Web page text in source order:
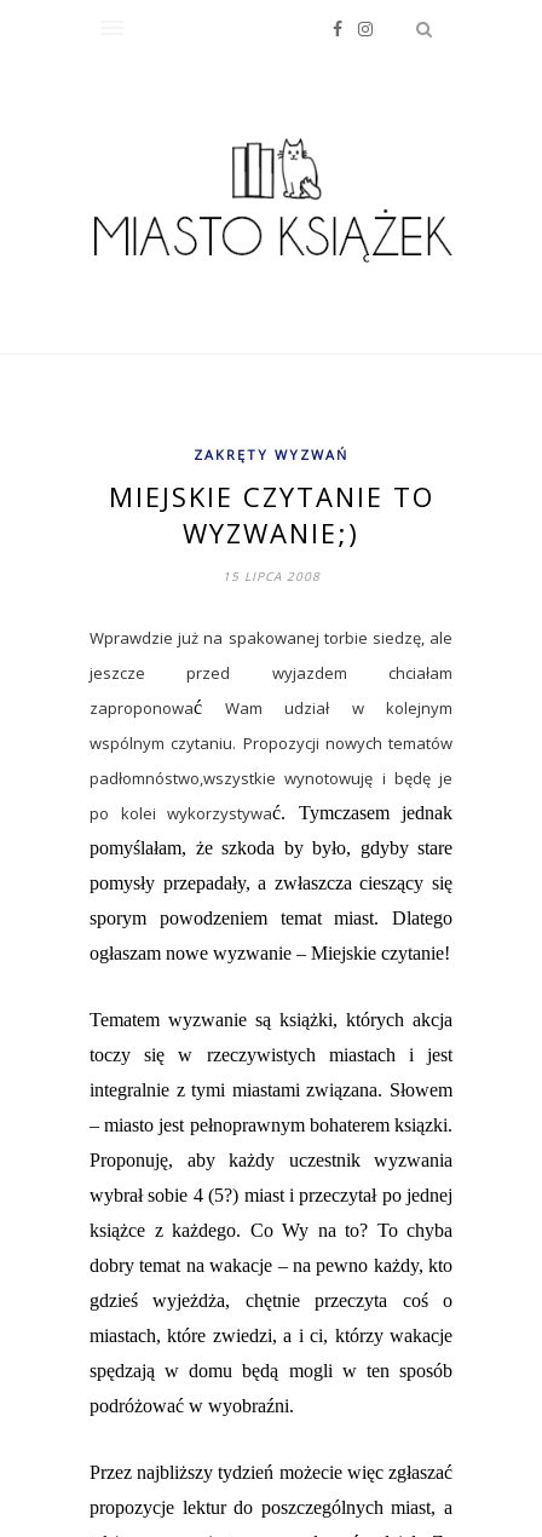
ZAKRĘTY WYZWAŃ
MIEJSKIE CZYTANIE TO
WYZWANIE;)
15 LIPCA 2008
Wprawdzie już na spakowanej torbie siedzę, ale
jeszcze przed wyjazdem chciałam
zaproponować Wam udział w kolejnym
wspólnym czytaniu. Propozycji nowych tematów
padłomnóstwo,wszystkie wynotowuję i będę je
po kolei wykorzystywać. Tymczasem jednak
pomyślałam, że szkoda by było, gdyby stare
pomysły przepadały, a zwłaszcza cieszący się
sporym powodzeniem temat miast. Dlatego
ogłaszam nowe wyzwanie – Miejskie czytanie!
Tematem wyzwanie są książki, których akcja
toczy się w rzeczywistych miastach i jest
integralnie z tymi miastami związana. Słowem
– miasto jest pełnoprawnym bohaterem ksiązki.
Proponuję, aby każdy uczestnik wyzwania
wybrał sobie 4 (5?) miast i przeczytał po jednej
książce z każdego. Co Wy na to? To chyba
dobry temat na wakacje – na pewno każdy, kto
gdzieś wyjeżdża, chętnie przeczyta coś o
miastach, które zwiedzi, a i ci, którzy wakacje
spędzają w domu będą mogli w ten sposób
podróżować w wyobraźni.
Przez najbliższy tydzień możecie więc zgłaszać
propozycje lektur do poszczególnych miast, a